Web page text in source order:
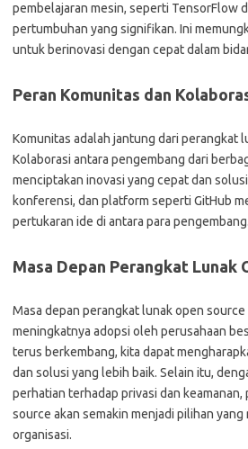
pembelajaran mesin, seperti TensorFlow
pertumbuhan yang signifikan. Ini
untuk berinovasi dengan cepat dalam
Peran Komunitas dan
Komunitas adalah jantung dari perangkat
Kolaborasi antara pengembang dari
menciptakan inovasi yang cepat dan
konferensi, dan platform seperti GitHub
pertukaran ide di antara para pengembang.
Masa Depan Perangkat Lunak
Masa depan perangkat lunak open
meningkatnya adopsi oleh perusahaan
terus berkembang, kita dapat
dan solusi yang lebih baik. Selain itu,
perhatian terhadap privasi dan
source akan semakin menjadi pilihan yang
organisasi.